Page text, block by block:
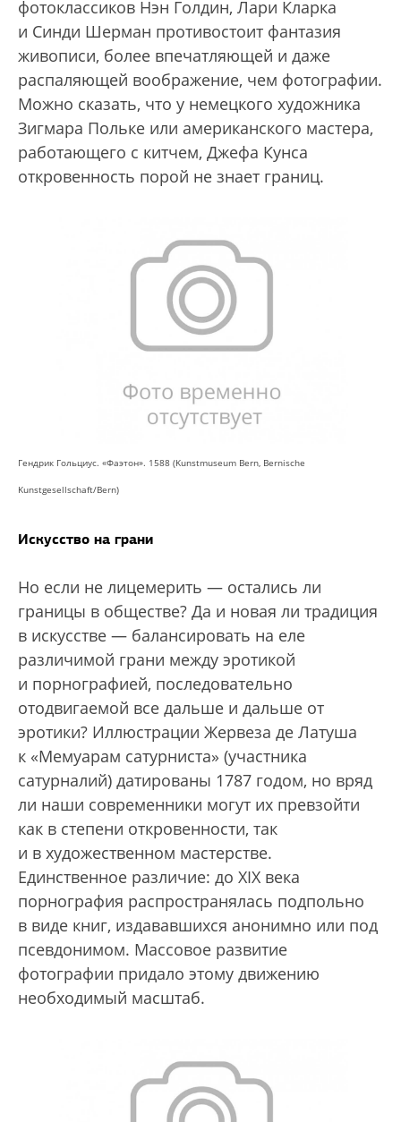
фотоклассиков Нэн Голдин, Лари Кларка
и Синди Шерман противостоит фантазия
живописи, более впечатляющей и даже
распаляющей воображение, чем фотографии.
Можно сказать, что у немецкого художника
Зигмара Польке или американского мастера,
работающего с китчем, Джефа Кунса
откровенность порой не знает границ.
Гендрик Гольциус. «Фаэтон». 1588 (Kunstmuseum Bern, Bernische
Kunstgesellschaft/Bern)
Искусство на грани
Но если не лицемерить — остались ли
границы в обществе? Да и новая ли традиция
в искусстве — балансировать на еле
различимой грани между эротикой
и порнографией, последовательно
отодвигаемой все дальше и дальше от
эротики? Иллюстрации Жервеза де Латуша
к «Мемуарам сатурниста» (участника
сатурналий) датированы 1787 годом, но вряд
ли наши современники могут их превзойти
как в степени откровенности, так
и в художественном мастерстве.
Единственное различие: до XIX века
порнография распространялась подпольно
в виде книг, издававшихся анонимно или под
псевдонимом. Массовое развитие
фотографии придало этому движению
необходимый масштаб.